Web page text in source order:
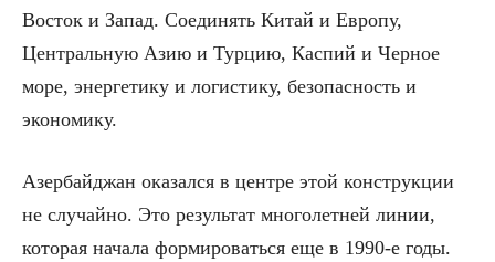
Восток и Запад. Соединять Китай и Европу,
Центральную Азию и Турцию, Каспий и Черное
море, энергетику и логистику, безопасность и
экономику.
Азербайджан оказался в центре этой конструкции
не случайно. Это результат многолетней линии,
которая начала формироваться еще в 1990-е годы.